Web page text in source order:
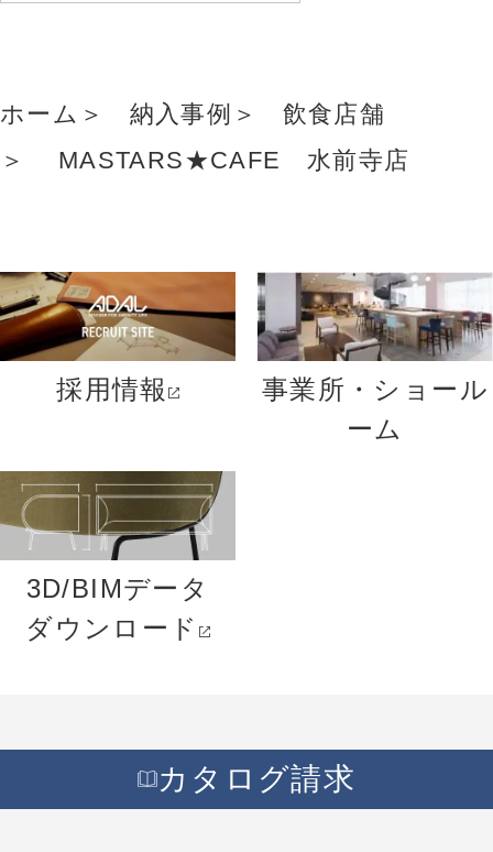
ホーム 納入事例
飲食店舗
MASTARS★CAFE 水前寺店
採用情報
事業所・ショール
ーム
3D/BIMデータ
ダウンロード
カタログ請求